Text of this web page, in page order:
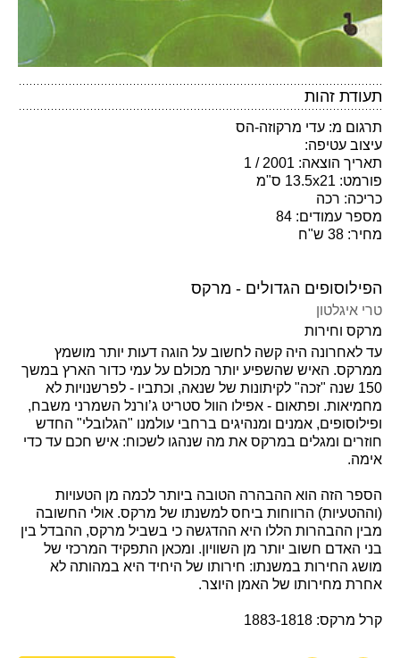
תעודת זהות
תרגום מ: עדי מרקוזה-הס
עיצוב עטיפה:
תאריך הוצאה: 2001 / 1
פורמט: 13.5x21 ס"מ
כריכה: רכה
מספר עמודים: 84
מחיר: 38 ש"ח
הפילוסופים הגדולים - מרקס
טרי איגלטון
מרקס וחירות
עד לאחרונה היה קשה לחשוב על הוגה דעות יותר מושמץ
ממרקס. האיש שהשפיע יותר מכולם על עמי כדור הארץ במשך
150 שנה "זכה" לקיתונות של שנאה, וכתביו - לפרשנויות לא
מחמיאות. ופתאום - אפילו הוול סטריט ג’ורנל השמרני משבח,
ופילוסופים, אמנים ומנהיגים ברחבי עולמנו "הגלובלי" החדש
חוזרים ומגלים במרקס את מה שנהגו לשכוח: איש חכם עד כדי
אימה.
הספר הזה הוא ההבהרה הטובה ביותר לכמה מן הטעויות
(וההטעיות) הרווחות ביחס למשנתו של מרקס. אולי החשובה
מבין ההבהרות הללו היא ההדגשה כי בשביל מרקס, ההבדל בין
בני האדם חשוב יותר מן השוויון. ומכאן התפקיד המרכזי של
מושג החירות במשנתו: חירותו של היחיד היא במהותה לא
אחרת מחירותו של האמן היוצר.
קרל מרקס: 1883-1818